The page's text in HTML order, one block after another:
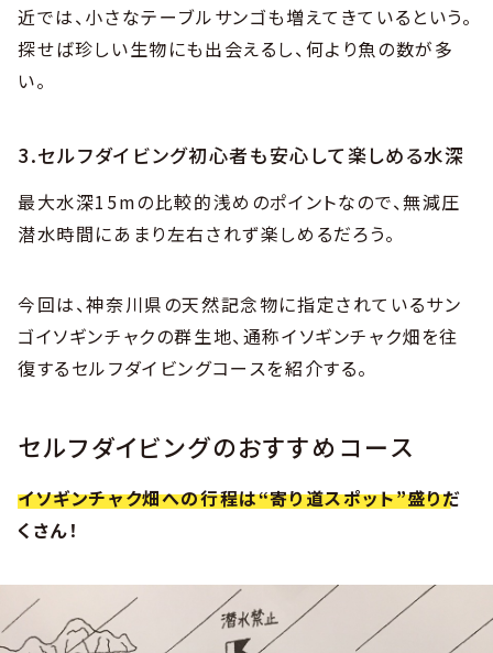
近では、小さなテーブルサンゴも増えてきているという。
探せば珍しい生物にも出会えるし、何より魚の数が多
い。
3.セルフダイビング初心者も安心して楽しめる水深
最大水深15mの比較的浅めのポイントなので、無減圧
潜水時間にあまり左右されず楽しめるだろう。
今回は、神奈川県の天然記念物に指定されているサン
ゴイソギンチャクの群生地、通称イソギンチャク畑を往
復するセルフダイビングコースを紹介する。
セルフダイビングのおすすめコース
イソギンチャク畑への行程は“寄り道スポット”盛りだ
くさん！